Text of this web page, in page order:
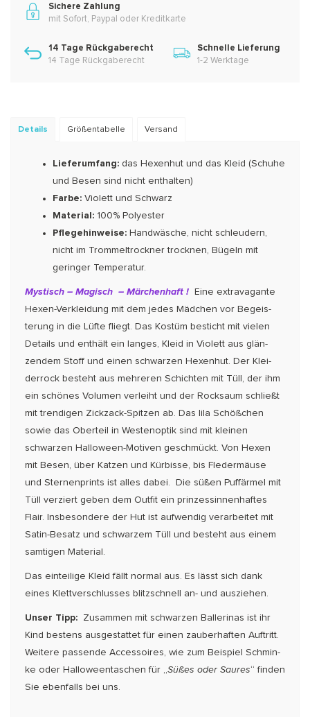
Sichere Zahlung
mit Sofort, Paypal oder Kreditkarte
14 Tage Rückgaberecht
14 Tage Rückgaberecht
Schnelle Lieferung
1-2 Werktage
Details Größentabelle Versand
Lieferumfang: das Hexenhut und das Kleid (Schuhe
und Besen sind nicht enthalten)
Farbe: Violett und Schwarz
Material: 100% Polyester
Pflegehinweise: Handwäsche, nicht schleudern,
nicht im Trommeltrockner trocknen, Bügeln mit
geringer Temperatur.
Mystisch – Magisch – Märchenhaft !
Eine extravagante
Hexen-Verkleidung mit dem jedes Mädchen vor Begeis­
terung in die Lüfte fliegt. Das Kostüm besticht mit vielen
Details und enthält ein langes, Kleid in Violett aus glän­
zendem Stoff und einen schwarzen Hexenhut. Der Klei­
der­­rock besteht aus mehreren Schichten mit Tüll, der ihm
ein schönes Volumen verleiht und der Rocksaum schließt
mit trendigen Zickzack-Spitzen ab. Das lila Schößchen
sowie das Oberteil in Westenoptik sind mit kleinen
schwarzen Halloween-Motiven geschmückt. Von Hexen
mit Besen, über Katzen und Kürbisse, bis Fledermäuse
und Sternenprints ist alles dabei. Die süßen Puffärmel mit
Tüll verziert geben dem Outfit ein prinzessinnenhaftes
Flair. Insbesondere der Hut ist aufwendig verarbeitet mit
Satin-Besatz und schwarzem Tüll und besteht aus einem
samtigen Material.
Das einteilige Kleid fällt normal aus. Es lässt sich dank
eines Klettverschlusses blitz­schnell an- und ausziehen.
Unser Tipp: Zusammen mit schwarzen Ballerinas ist ihr
Kind bestens ausgestattet für einen zauber­haften Auftritt.
Weitere passende Accessoires, wie zum Beispiel Schmin­
ke oder Halloween­taschen für „Süßes oder Saures“ finden
Sie ebenfalls bei uns.